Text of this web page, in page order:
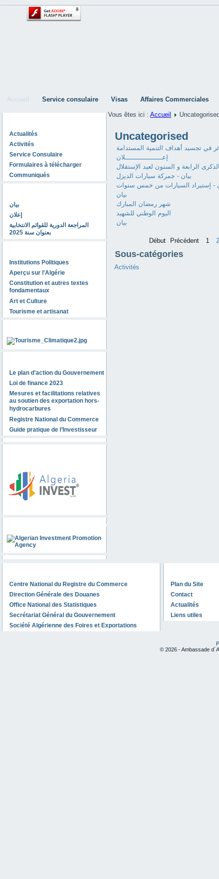
Service consulaire Visas Affaires Commerciales
Actualités
Activités
Service Consulaire
Formulaires à télécharger
Communiqués
بيان
إعلان
المراجعة الدورية للقوائم الانتخابية
بعنوان سنة 2025
Institutions Politiques
Aperçu sur l'Algérie
Constitution et autres textes
fondamentaux
Art et Culture
Tourisme et artisanat
Le plan d'action du Gouvernement
Loi de finance 2023
Mesures et facilitations relatives
au soutien des exportation hors-
hydrocarbures
Registre National du Commerce
Guide pratique de l’Investisseur
Algerian Investment Promotion Agency
Vous êtes ici : Accueil
Uncategorised
في تجسيد أهداف التنمية المستدامة
إعـــــــــــــــــــلان
الرابعة و الستون لعيد الإستقلال
بيان - جمركة سيارات الديزل
- إستيراد السيارات من خمس سنوات
بيان
شهر رمضان المبارك
اليوم الوطني للشهيد
بيان
Début Précédent 1
Sous-catégories
Activités
Centre National du Registre du Commerce
Direction Générale des Douanes
Office National des Statistiques
Secrétariat Général du Gouvernement
Société Algérienne des Foires et Exportations
Plan du Site
Contact
Actualités
Liens utiles
© 2026 - Ambassade